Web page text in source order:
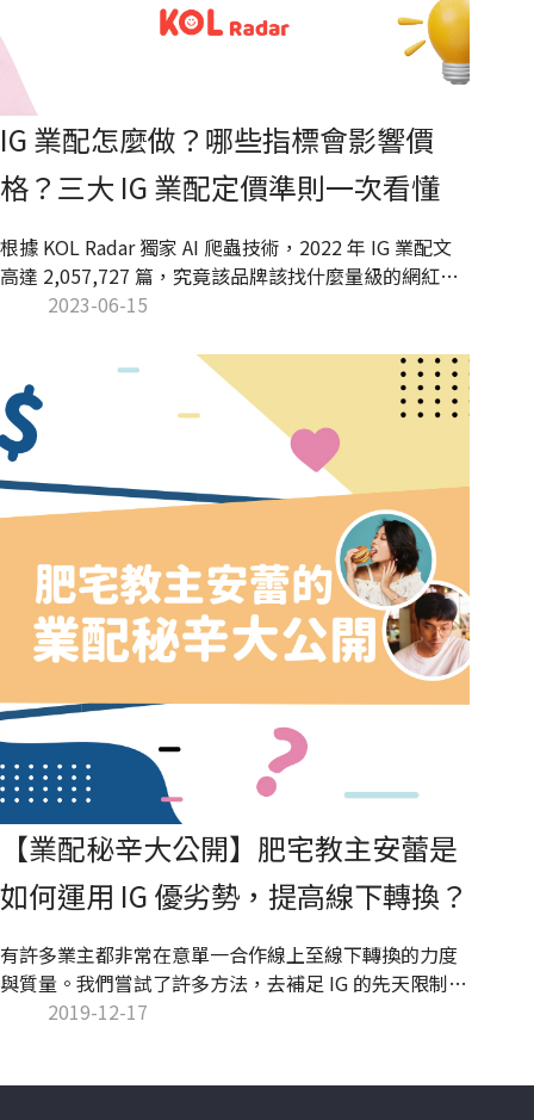
IG 業配怎麼做？哪些指標會影響價
格？三大 IG 業配定價準則一次看懂
根據 KOL Radar 獨家 AI 爬蟲技術，2022 年 IG 業配文
高達 2,057,727 篇，究竟該品牌該找什麼量級的網紅？
行情價格是多少？本篇文章將深入探討 IG 業配市場的準
2023-06-15
【業配秘辛大公開】肥宅教主安蕾是
如何運用 IG 優劣勢，提高線下轉換？
有許多業主都非常在意單一合作線上至線下轉換的力度
與質量。我們嘗試了許多方法，去補足 IG 的先天限制，
努力增加個案的線下轉換率，其中一個案子單靠 IG 貼文
2019-12-17